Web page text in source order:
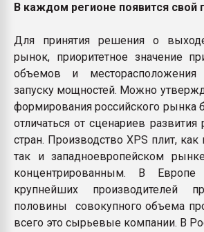
В каждом регионе появится свой
Для принятия решения о
рынок, приоритетное значение
объемов и
запуску мощностей. Можно
формирования российского рынка
отличаться от сценариев
стран. Производство XPS плит,
так и западноевропейском
концентрированным. В
крупнейших производителей
половины совокупного объема
всего это сырьевые компании. В